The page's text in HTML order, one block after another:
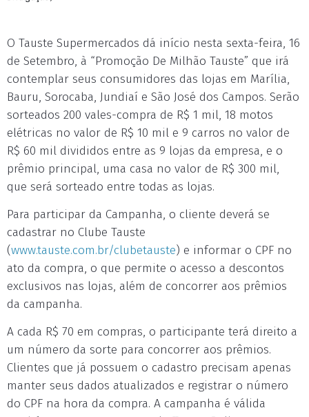
O Tauste Supermercados dá início nesta sexta-feira, 16
de Setembro, à “Promoção De Milhão Tauste” que irá
contemplar seus consumidores das lojas em Marília,
Bauru, Sorocaba, Jundiaí e São José dos Campos. Serão
sorteados 200 vales-compra de R$ 1 mil, 18 motos
elétricas no valor de R$ 10 mil e 9 carros no valor de
R$ 60 mil divididos entre as 9 lojas da empresa, e o
prêmio principal, uma casa no valor de R$ 300 mil,
que será sorteado entre todas as lojas.
Para participar da Campanha, o cliente deverá se
cadastrar no Clube Tauste
(www.tauste.com.br/clubetauste) e informar o CPF no
ato da compra, o que permite o acesso a descontos
exclusivos nas lojas, além de concorrer aos prêmios
da campanha.
A cada R$ 70 em compras, o participante terá direito a
um número da sorte para concorrer aos prêmios.
Clientes que já possuem o cadastro precisam apenas
manter seus dados atualizados e registrar o número
do CPF na hora da compra. A campanha é válida